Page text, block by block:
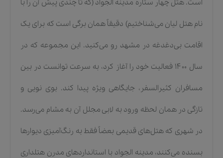
است. هتل چهار ستاره مدینه الجواد (که تا چندی پیش آن را با
نام هتل لیان می‌شناختیم) دقیقاً همان برگی است که برای یک
اقامت بی‌دغدغه در مشهد رو می‌کنید. این مجموعه که در
سال ۱۴۰۰ فعالیت خود را آغاز کرد، به سرعت توانست در بین
مسافران کثیرالسفر، جایگاهی ویژه پیدا کند. بوی نویی و
تازگی در همان لحظه ورود به لابی مجلل آن به مشام می‌رسد.
در شهری که هتل‌های قدیمی بعضاً فقط به رنگ‌آمیزی دیوارها
بسنده می‌کنند، مدینه الجواد با استانداردهای مدرن هتلداری